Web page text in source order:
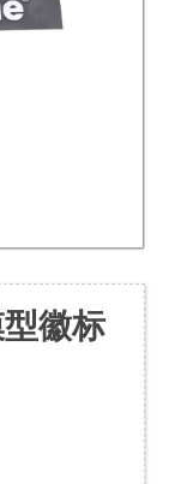
徽标